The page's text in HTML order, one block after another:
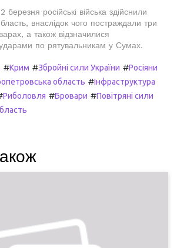
березня російські війська здійснили
внаслідок чого постраждали три
а також відзначилися
по рятувальникам у Сумах.
#Крим #Збройні сили України #Росіяни
область #Інфраструктура
Риболовля #Бровари #Повітряні сили